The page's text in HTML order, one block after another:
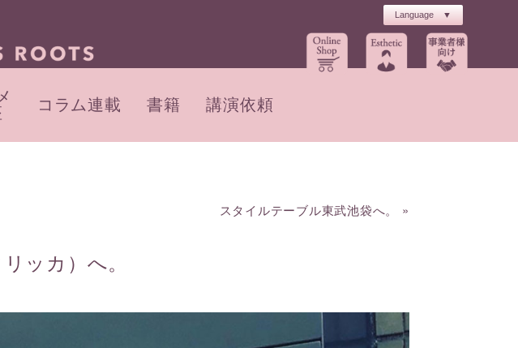
コラム連載 書籍 講演依頼
スタイルテーブル東武池袋へ。 »
ッカ）へ。